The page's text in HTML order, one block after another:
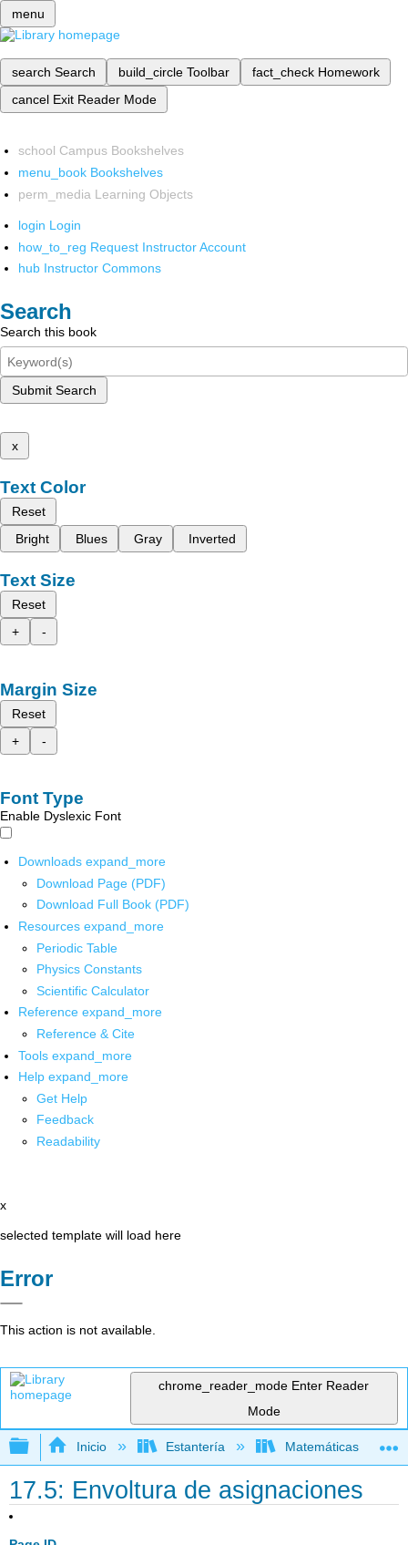
menu
search Search build_circle Toolbar fact_check Homework
cancel Exit Reader Mode
school Campus Bookshelves
menu_book Bookshelves
perm_media Learning Objects
login Login
how_to_reg Request Instructor Account
hub Instructor Commons
Search
Search this book
Submit Search
x
Text Color
Reset
Bright
Blues Gray Inverted
Text Size
Reset
+
-
Margin Size
Reset
+
-
Font Type
Enable Dyslexic Font
Downloads expand_more
Download Page (PDF)
Download Full Book (PDF)
Resources expand_more
Periodic Table
Physics Constants
Scientific Calculator
Reference expand_more
Reference & Cite
Tools expand_more
Help expand_more
Get Help
Feedback
Readability
x
selected template will load here
Error
This action is not available.
chrome_reader_mode Enter Reader
Mode
Expandir/contraer jerarquía global
Inicio Estantería Matemáticas
17.5: Envoltura de asignaciones